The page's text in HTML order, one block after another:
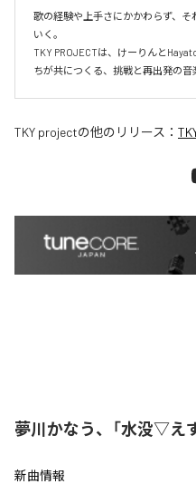
歌の経験や上手さにかかわらず、
いく。
TKY PROJECTは、けーりんと
ちが共につくる、挑戦と再出発の音
TKY projectの他のリリース：
夢川かなう、「水没▽え
新曲情報